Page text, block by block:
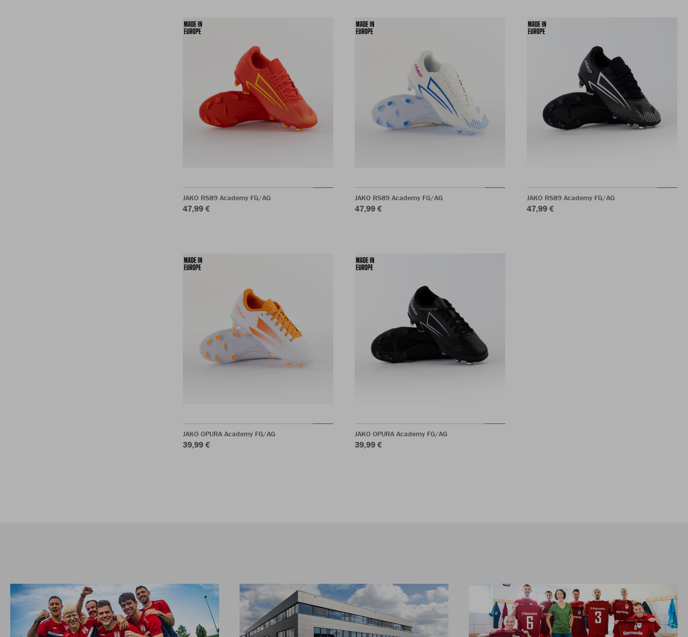
JAKO RS89 Academy FG/AG
47,99 €
JAKO RS89 Academy FG/AG
47,99 €
JAKO RS89 Academy FG/AG
47,99 €
JAKO OPURA Academy FG/AG
39,99 €
JAKO OPURA Academy FG/AG
39,99 €